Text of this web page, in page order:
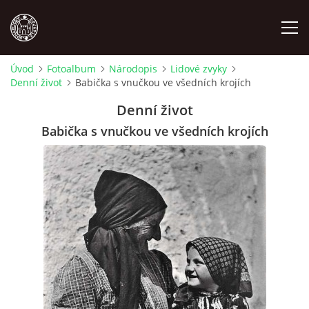
MÍSTOPIS
NÁRODOPIS
OSOBNOSTI
OSTATNÍ
ODKAZY
Úvod Fotoalbum Národopis
Lidové zvyky
Denní život
Babička s vnučkou ve všedních krojích
Denní život
Babička s vnučkou ve všedních krojích